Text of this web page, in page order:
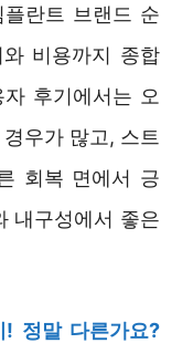
란트 브랜드 순
비용까지 종합
후기에서는 오
우가 많고, 스트
회복 면에서 긍
내구성에서 좋은
! 정말 다른가요?